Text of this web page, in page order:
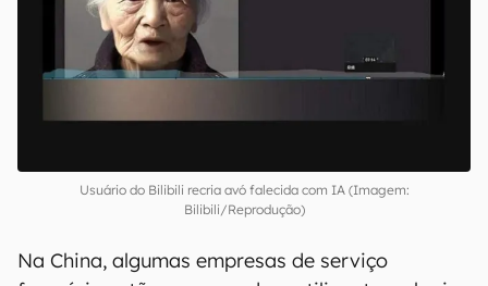
relacionamento próximo, mas trocou poucas
palavras com ela em seus últimos dias de vida.
Segundo o designer, o objetivo de sua